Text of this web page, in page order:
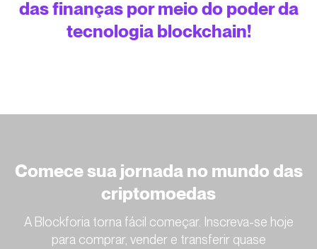
das finanças por meio do poder da
tecnologia blockchain!
Comece sua jornada no mundo das
criptomoedas
A Blockforia torna fácil começar. Inscreva-se hoje
para comprar, vender e transferir quase